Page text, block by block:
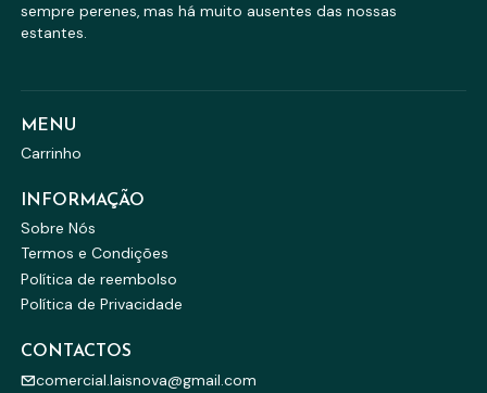
sempre perenes, mas há muito ausentes das nossas
estantes.
MENU
Carrinho
INFORMAÇÃO
Sobre Nós
Termos e Condições
Política de reembolso
Política de Privacidade
CONTACTOS
comercial.laisnova@gmail.com